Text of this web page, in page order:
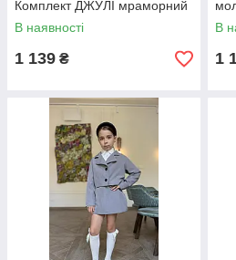
Комплект ДЖУЛІ мраморний
В наявності
1 139 ₴
В
1